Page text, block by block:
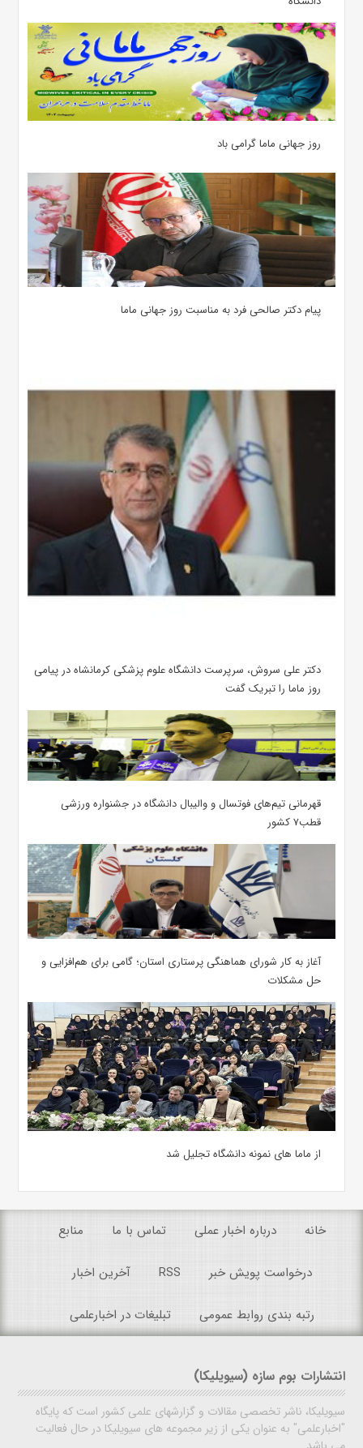
روز جهانی ماما گرامی باد
پیام دکتر صالحی فرد به مناسبت روز جهانی ماما
دکتر علی سروش، سرپرست دانشگاه علوم پزشکی کرمانشاه در پیامی
روز ماما را تبریک گفت
قهرمانی تیم‌های فوتسال و والیبال دانشگاه در جشنواره ورزشی
قطب۷ کشور
آغاز به کار شورای هماهنگی پرستاری استان؛ گامی برای هم‌افزایی و
حل مشکلات
از ماما های نمونه دانشگاه تجلیل شد
خانه درباره اخبار عملی تماس با ما منابع
درخواست پویش خبر RSS آخرین اخبار
رتبه بندی روابط عمومی تبلیغات در اخبارعلمی
انتشارات بوم سازه (سیویلیکا)
سیویلیکا، ناشر تخصصی مقالات و گزارشهای علمی کشور است که پایگاه
"اخبارعلمی" به عنوان یکی از زیر مجموعه های سیویلیکا در حال فعالیت